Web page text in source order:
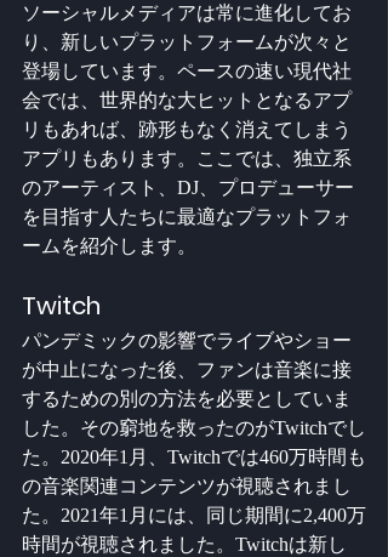
ソーシャルメディアは常に進化してお
り、新しいプラットフォームが次々と
登場しています。ペースの速い現代社
会では、世界的な大ヒットとなるアプ
リもあれば、跡形もなく消えてしまう
アプリもあります。ここでは、独立系
のアーティスト、DJ、プロデューサー
を目指す人たちに最適なプラットフォ
ームを紹介します。
Twitch
パンデミックの影響でライブやショー
が中止になった後、ファンは音楽に接
するための別の方法を必要としていま
した。その窮地を救ったのがTwitchでし
た。2020年1月、Twitchでは460万時間も
の音楽関連コンテンツが視聴されまし
た。2021年1月には、同じ期間に2,400万
時間が視聴されました。Twitchは新し